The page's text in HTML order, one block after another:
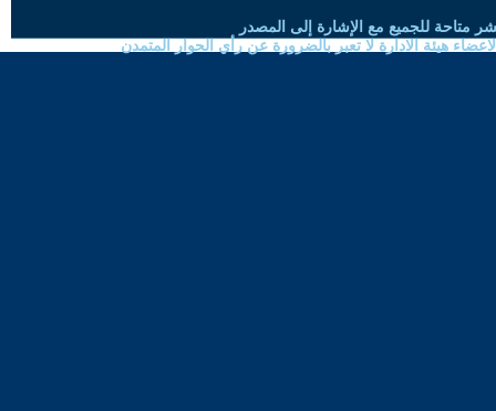
متاحة للجميع مع الإشارة إلى المصدر
هيئة الادارة لا تعبر بالضرورة عن رأي الحوار المتمدن